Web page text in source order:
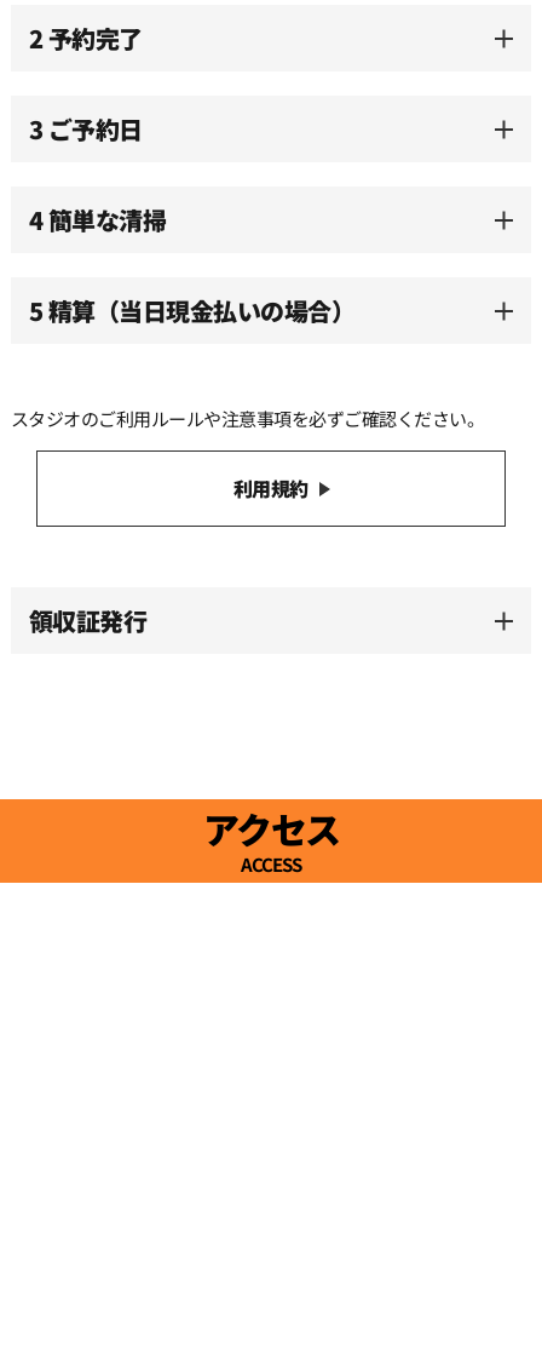
2 予約完了
3 ご予約日
4 簡単な清掃
5 精算（当日現金払いの場合）
スタジオのご利用ルールや注意事項を必ずご確認ください。
利用規約
領収証発行
アクセス
ACCESS